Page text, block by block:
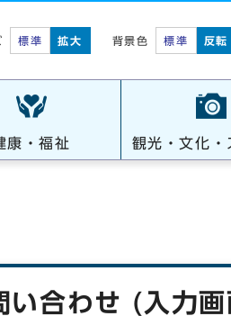
標準 拡大 背景色 標準 反転
康・福祉 観光・文化・
い合わせ (入力画